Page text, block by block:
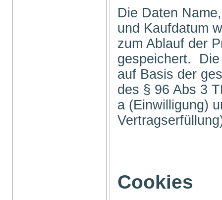
Die Daten
und Kaufdatum
zum Ablauf der
gespeichert.
auf Basis der
des § 96 Abs 3
a (Einwilligung)
Cookies